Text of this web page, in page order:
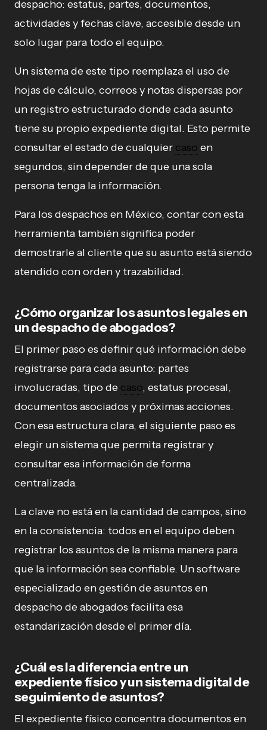
despacho: estatus, partes, documentos,
actividades y fechas clave, accesible desde un
solo lugar para todo el equipo.
Un sistema de este tipo reemplaza el uso de
hojas de cálculo, correos y notas dispersas por
un registro estructurado donde cada asunto
tiene su propio expediente digital. Esto permite
consultar el estado de cualquier caso en
segundos, sin depender de que una sola
persona tenga la información.
Para los despachos en México, contar con esta
herramienta también significa poder
demostrarle al cliente que su asunto está siendo
atendido con orden y trazabilidad.
¿Cómo organizar los asuntos legales en
un despacho de abogados?
El primer paso es definir qué información debe
registrarse para cada asunto: partes
involucradas, tipo de caso, estatus procesal,
documentos asociados y próximas acciones.
Con esa estructura clara, el siguiente paso es
elegir un sistema que permita registrar y
consultar esa información de forma
centralizada.
La clave no está en la cantidad de campos, sino
en la consistencia: todos en el equipo deben
registrar los asuntos de la misma manera para
que la información sea confiable. Un software
especializado en gestión de asuntos en
despacho de abogados facilita esa
estandarización desde el primer día.
¿Cuál es la diferencia entre un
expediente físico y un sistema digital de
seguimiento de asuntos?
El expediente físico concentra documentos en